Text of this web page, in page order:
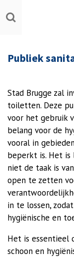
Ga
direct
hoofdinhoud
Publiek
Stad Brugge zal
toiletten. Deze
voor het gebruik
belang voor de
vooral in
beperkt is. Het
niet de taak is
open te zetten
in te lossen,
hygiënische en
Het is essentieel
schoon en